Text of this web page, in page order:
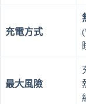
充電方式
最大風險